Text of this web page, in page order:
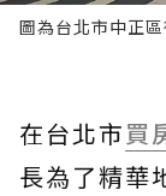
圖為台北市中正
在台北市買
長為了精華